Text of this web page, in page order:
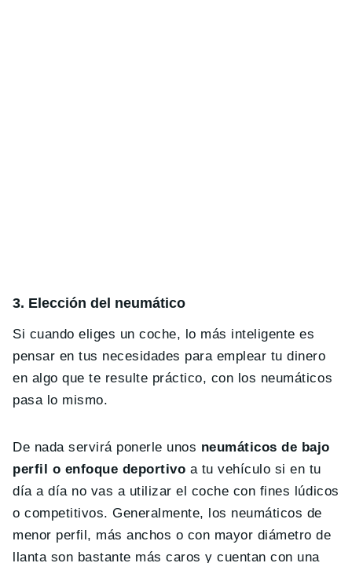
3. Elección del neumático
Si cuando eliges un coche, lo más inteligente es
pensar en tus necesidades para emplear tu dinero
en algo que te resulte práctico, con los neumáticos
pasa lo mismo.
De nada servirá ponerle unos neumáticos de bajo
perfil o enfoque deportivo a tu vehículo si en tu
día a día no vas a utilizar el coche con fines lúdicos
o competitivos. Generalmente, los neumáticos de
menor perfil, más anchos o con mayor diámetro de
llanta son bastante más caros y cuentan con una